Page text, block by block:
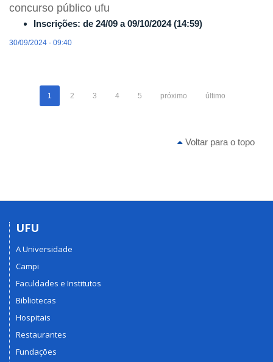
concurso público ufu
Inscrições: de 24/09 a 09/10/2024 (14:59)
30/09/2024 - 09:40
1 2 3 4 5 próximo último
Voltar para o topo
UFU
A Universidade
Campi
Faculdades e Institutos
Bibliotecas
Hospitais
Restaurantes
Fundações